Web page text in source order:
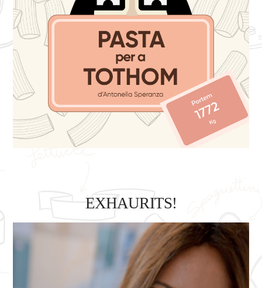
EXHAURITS!